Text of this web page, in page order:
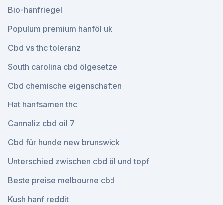
Bio-hanfriegel
Populum premium hanföl uk
Cbd vs thc toleranz
South carolina cbd ölgesetze
Cbd chemische eigenschaften
Hat hanfsamen thc
Cannaliz cbd oil 7
Cbd für hunde new brunswick
Unterschied zwischen cbd öl und topf
Beste preise melbourne cbd
Kush hanf reddit